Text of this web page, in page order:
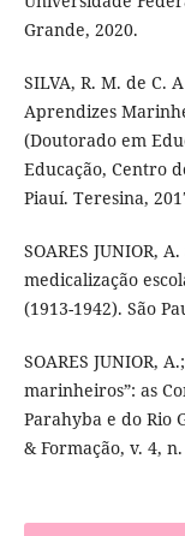
Grande, 2020.
SILVA, R. M. de C.
Aprendizes
(Doutorado em
Educação, Centro
Piauí. Teresina,
SOARES JUNIOR,
medicalização
(1913-1942). São
SOARES JUNIOR,
marinheiros”: as
Parahyba e do Rio
& Formação, v. 4,